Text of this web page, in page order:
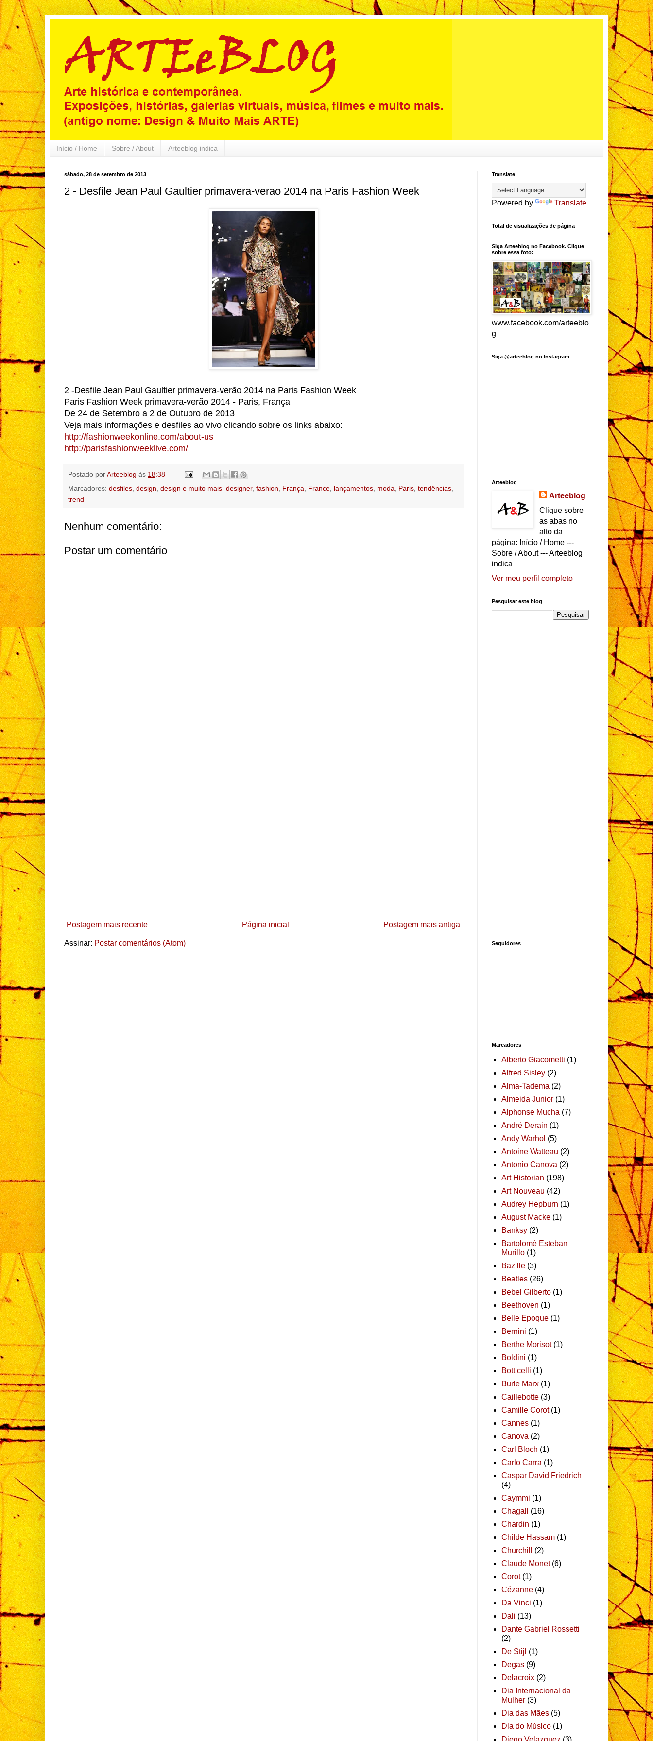
Início / Home Sobre / About Arteeblog indica
sábado, 28 de setembro de 2013
2 - Desfile Jean Paul Gaultier primavera-verão 2014 na Paris Fashion Week
2 -Desfile Jean Paul Gaultier primavera-verão 2014 na Paris Fashion Week
Paris Fashion Week primavera-verão 2014 - Paris, França
De 24 de Setembro a 2 de Outubro de 2013
Veja mais informações e desfiles ao vivo clicando sobre os links abaixo:
http://fashionweekonline.com/about-us
http://parisfashionweeklive.com/
Postado porArteeblog às 18:38
Marcadores: desfiles design design e muito mais designer, fashion França France lançamentos moda Paris tendências
trend
Nenhum comentário:
Postar um comentário
Postagem mais recente Postagem mais antiga
Página inicial
Assinar: Postar comentários (Atom)
Translate
Powered by Translate
Total de visualizações de página
Siga Arteeblog no Facebook. Clique
sobre essa foto:
www.facebook.com/arteeblo
g
Siga @arteeblog no Instagram
Arteeblog
Arteeblog
Clique sobre
as abas no
alto da
página: Início / Home ---
Sobre / About --- Arteeblog
indica
Ver meu perfil completo
Pesquisar este blog
Seguidores
Marcadores
Alberto Giacometti (1)
Alfred Sisley (2)
Alma-Tadema (2)
Almeida Junior (1)
Alphonse Mucha (7)
André Derain (1)
Andy Warhol (5)
Antoine Watteau (2)
Antonio Canova (2)
Art Historian (198)
Art Nouveau (42)
Audrey Hepburn (1)
August Macke (1)
Banksy (2)
Bartolomé Esteban
Murillo (1)
Bazille (3)
Beatles (26)
Bebel Gilberto (1)
Beethoven (1)
Belle Époque (1)
Bernini (1)
Berthe Morisot (1)
Boldini (1)
Botticelli (1)
Burle Marx (1)
Caillebotte (3)
Camille Corot (1)
Cannes (1)
Canova (2)
Carl Bloch (1)
Carlo Carra (1)
Caspar David Friedrich
(4)
Caymmi (1)
Chagall
(16)
Chardin (1)
Childe Hassam (1)
Churchill
(2)
Claude Monet (6)
Corot (1)
Cézanne (4)
Da Vinci (1)
Dali (13)
Dante Gabriel Rossetti
(2)
De Stijl (1)
Degas (9)
Delacroix (2)
Dia Internacional da
Mulher (3)
Dia das Mães (5)
Dia do Músico (1)
Diego Velazquez (3)